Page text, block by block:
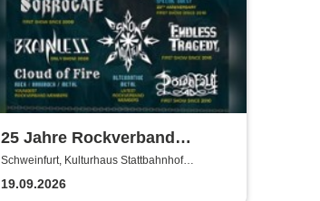
25 Jahre Rockverband
Schweinfurt e.V.
Schweinfurt, Kulturhaus Stattbahnhof
Schweinfurt
19.09.2026